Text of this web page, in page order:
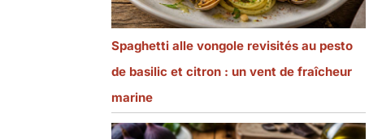
Spaghetti alle vongole revisités au pesto
de basilic et citron : un vent de fraîcheur
marine